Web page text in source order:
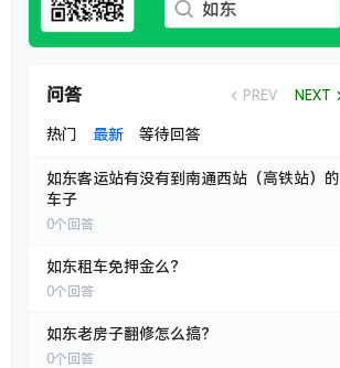
问答 PREV NEXT
热门 最新 等待回答
如东客运站有没有到南通西站（高铁站）的
车子
0个回答
如东租车免押金么？
0个回答
如东老房子翻修怎么搞？
0个回答